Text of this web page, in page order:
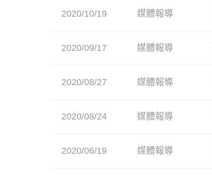
2020/10/19 媒體報導
2020/09/17 媒體報導
2020/08/27 媒體報導
2020/08/24 媒體報導
2020/06/19 媒體報導